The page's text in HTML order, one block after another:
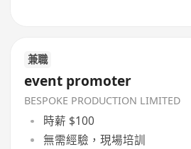
兼職
event promoter
BESPOKE PRODUCTION LIMITED
時薪 $100
無需經驗，現場培訓